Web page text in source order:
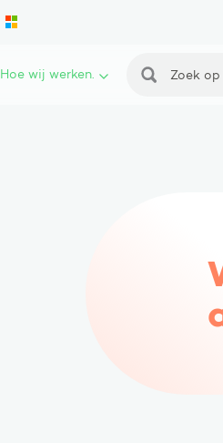
Hoe wij werken. Zoeken